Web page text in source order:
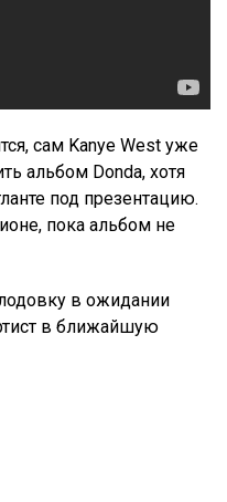
сам Kanye West уже
альбом Donda, хотя
под презентацию.
пока альбом не
в ожидании
в ближайшую